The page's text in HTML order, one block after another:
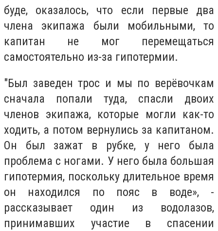
буде, оказалось, что если первые два
члена экипажа были мобильными, то
капитан не мог перемещаться
самостоятельно из-за гипотермии.
"Был заведен трос и мы по верёвочкам
сначала попали туда, спасли двоих
членов экипажа, которые могли как-то
ходить, а потом вернулись за капитаном.
Он был зажат в рубке, у него была
проблема с ногами. У него была большая
гипотермия, поскольку длительное время
он находился по пояс в воде», -
рассказывает один из водолазов,
принимавших участие в спасении